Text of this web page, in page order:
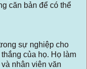
căn bản để có thể
sự nghiệp cho
của họ. Họ làm
nhân viên văn